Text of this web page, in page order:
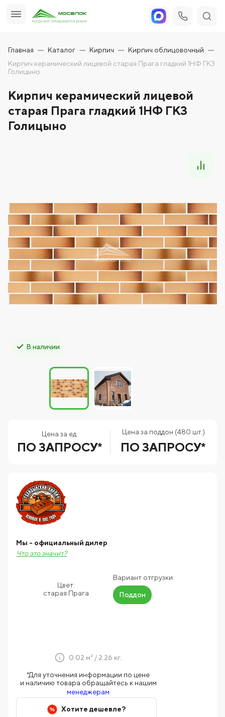
Главная Каталог Кирпич
Кирпич облицовочный
Кирпич керамический лицевой старая Прага гладкий 1НФ ГКЗ
Голицыно
Кирпич керамический лицевой
старая Прага гладкий 1НФ ГКЗ
Голицыно
В наличии
Цена за ед.
ПО ЗАПРОСУ*
Цена за поддон (480 шт.)
ПО ЗАПРОСУ*
Цвет:
старая Прага
Вариант отгрузки:
Поддон
Мы - официальный дилер
Что это значит?
0.02 м² / 2.26 кг.
*Для уточнения информации по цене
и наличию товара обращайтесь к нашим
менеджерам
Хотите дешевле?